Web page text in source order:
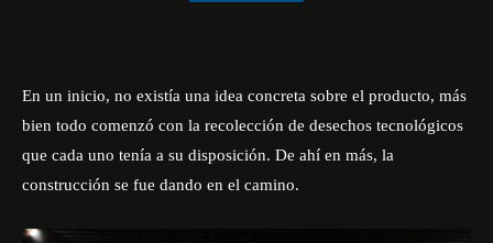
En un inicio, no existía una idea concreta sobre el producto, más
bien todo comenzó con la recolección de desechos tecnológicos
que cada uno tenía a su disposición. De ahí en más, la
construcción se fue dando en el camino.